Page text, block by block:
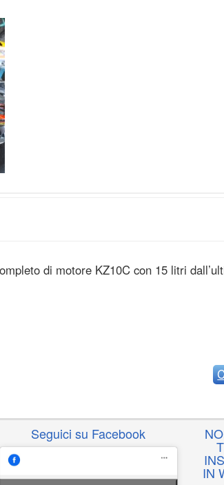
di motore KZ10C con 15 litri
Seguici su Facebook
IN